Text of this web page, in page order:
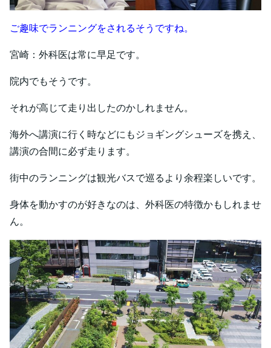
ご趣味でランニングをされるそうですね。
宮崎：外科医は常に早足です。
院内でもそうです。
それが高じて走り出したのかしれません。
海外へ講演に行く時などにもジョギングシューズを携え、
講演の合間に必ず走ります。
街中のランニングは観光バスで巡るより余程楽しいです。
身体を動かすのが好きなのは、外科医の特徴かもしれませ
ん。